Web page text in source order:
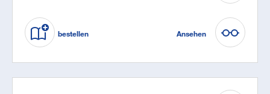
bestellen Ansehen